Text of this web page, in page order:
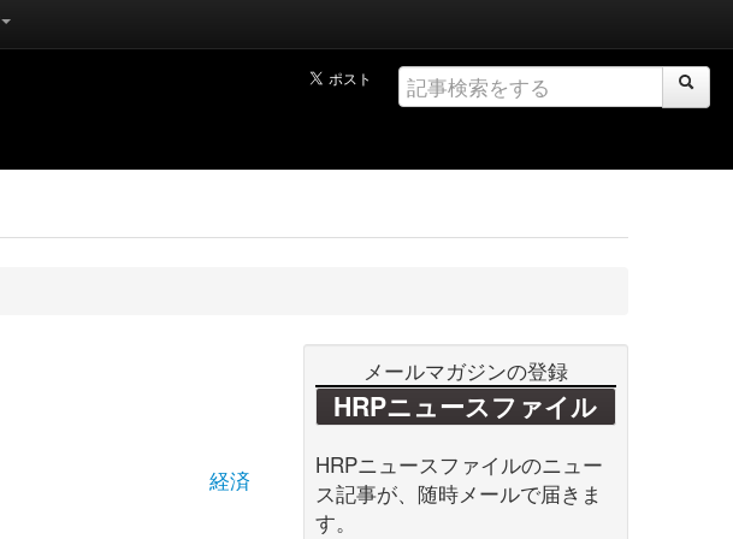
経済
メールマガジンの登録
HRPニュースファイル
HRPニュースファイルのニュー
ス記事が、随時メールで届きま
す。